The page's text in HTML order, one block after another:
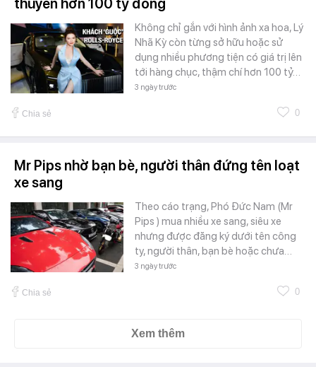
Không chỉ gắn với hình ảnh xa hoa, Lý
Nhã Kỳ còn từng sở hữu hoặc sử
dụng nhiều phương tiện có giá trị lên
tới hàng chục, thậm chí hơn 100 tỷ…
3 ngày trước
Chia sẻ 0
Mr Pips nhờ bạn bè, người thân đứng tên loạt
xe sang
Theo cáo trạng, Phó Đức Nam (Mr
Pips ) mua nhiều xe sang, siêu xe
nhưng được đăng ký dưới tên công
ty, người thân, bạn bè hoặc chưa…
3 ngày trước
Chia sẻ 0
Xem thêm